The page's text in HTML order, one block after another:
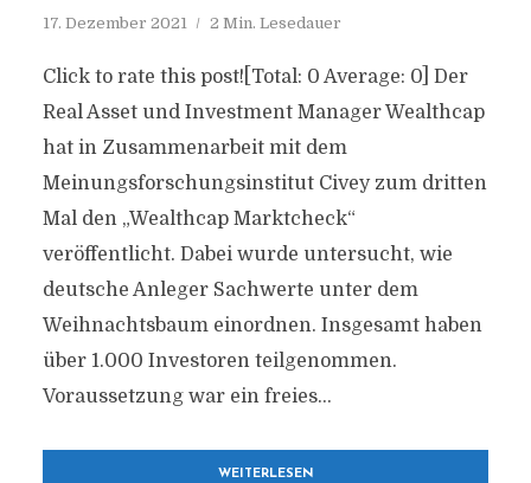
17. Dezember 2021 2 Min. Lesedauer
Click to rate this post![Total: 0 Average: 0] Der
Real Asset und Investment Manager Wealthcap
hat in Zusammenarbeit mit dem
Meinungsforschungsinstitut Civey zum dritten
Mal den „Wealthcap Marktcheck“
veröffentlicht. Dabei wurde untersucht, wie
deutsche Anleger Sachwerte unter dem
Weihnachtsbaum einordnen. Insgesamt haben
über 1.000 Investoren teilgenommen.
Voraussetzung war ein freies...
WEITERLESEN